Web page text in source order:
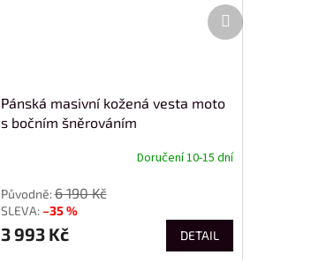
Pánská masivní kožená vesta moto
s bočním šněrováním
Doručení 10-15 dní
6 190 Kč
–35 %
3 993 Kč DETAIL
Další
produkt